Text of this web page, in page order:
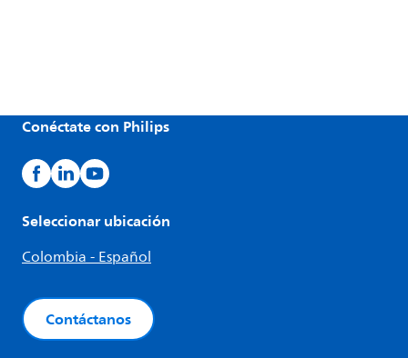
Conéctate con Philips
Seleccionar ubicación
Colombia - Español
Contáctanos